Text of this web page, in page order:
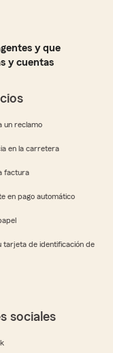
y que
y cuentas
un reclamo
en la carretera
factura
en pago automático
tarjeta de identificación de
sociales